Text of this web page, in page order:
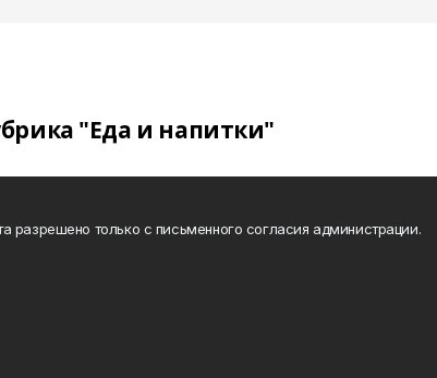
"Еда и напитки"
только с письменного согласия администрации.